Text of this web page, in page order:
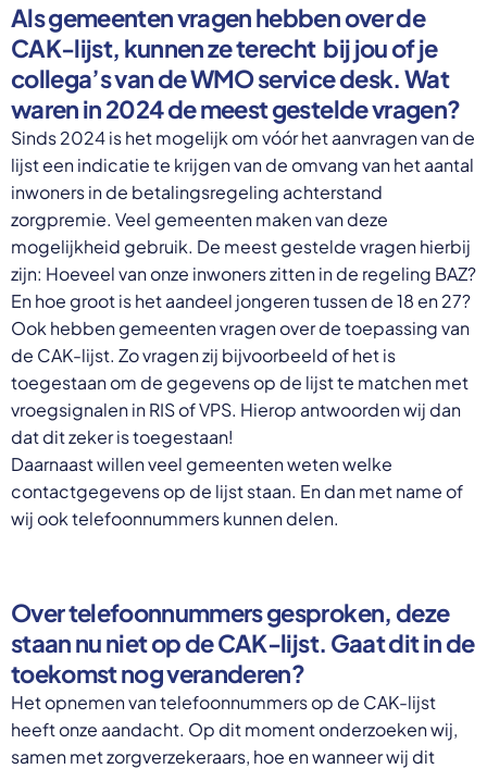
Als gemeenten vragen hebben over de
CAK-lijst, kunnen ze terecht bij jou of je
collega’s van de WMO service desk. Wat
waren in 2024 de meest gestelde vragen?
Sinds 2024 is het mogelijk om vóór het aanvragen van de
lijst een indicatie te krijgen van de omvang van het aantal
inwoners in de betalingsregeling achterstand
zorgpremie. Veel gemeenten maken van deze
mogelijkheid gebruik. De meest gestelde vragen hierbij
zijn: Hoeveel van onze inwoners zitten in de regeling BAZ?
En hoe groot is het aandeel jongeren tussen de 18 en 27?
Ook hebben gemeenten vragen over de toepassing van
de CAK-lijst. Zo vragen zij bijvoorbeeld of het is
toegestaan om de gegevens op de lijst te matchen met
vroegsignalen in RIS of VPS. Hierop antwoorden wij dan
dat dit zeker is toegestaan!
Daarnaast willen veel gemeenten weten welke
contactgegevens op de lijst staan. En dan met name of
wij ook telefoonnummers kunnen delen.
Over telefoonnummers gesproken, deze
staan nu niet op de CAK-lijst. Gaat dit in de
toekomst nog veranderen?
Het opnemen van telefoonnummers op de CAK-lijst
heeft onze aandacht. Op dit moment onderzoeken wij,
samen met zorgverzekeraars, hoe en wanneer wij dit